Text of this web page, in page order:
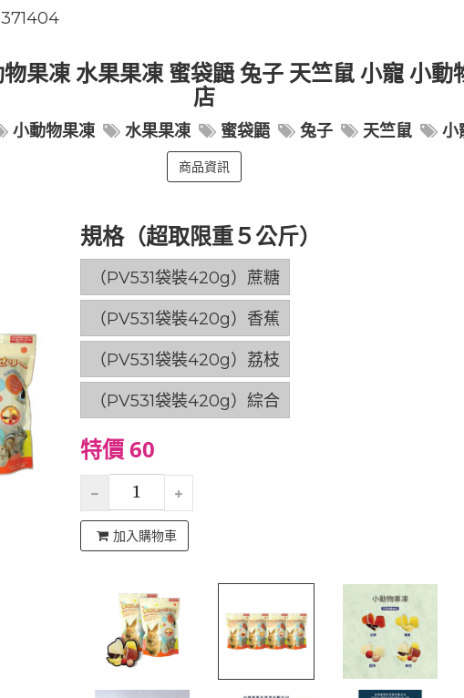
果凍 水果果凍 蜜袋鼯 兔子 天竺鼠 小寵 小動
店
小動物果凍 水果果凍 蜜袋鼯 兔子 天竺鼠 小
商品資訊
規格（超取限重５公斤）
（PV531袋裝420g）蔗糖
（PV531袋裝420g）香蕉
（PV531袋裝420g）荔枝
（PV531袋裝420g）綜合
特價 60
加入購物車